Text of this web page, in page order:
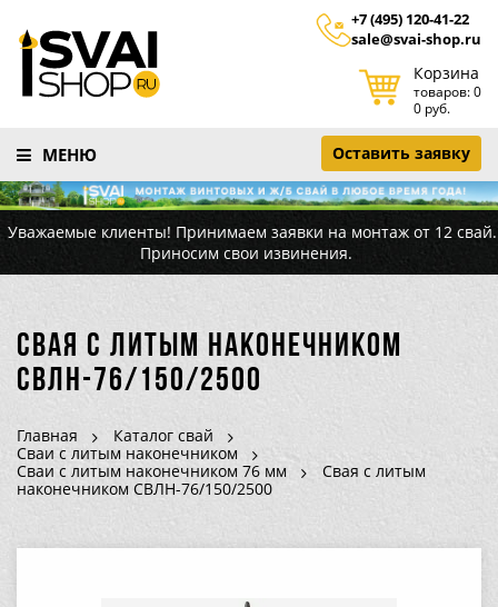
+7 (495) 120-41-22
sale@svai-shop.ru
Корзина
товаров: 0
0 руб.
МЕНЮ Оставить заявку
Уважаемые клиенты! Принимаем заявки на монтаж от 12 свай.
Приносим свои извинения.
Свая с литым наконечником
СВЛН-76/150/2500
Главная
Каталог свай
Сваи с литым наконечником
Сваи с литым наконечником 76 мм
Свая с литым
наконечником СВЛН-76/150/2500